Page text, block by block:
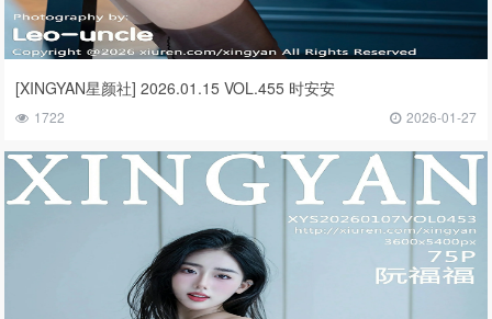
[XINGYAN星颜社] 2026.01.15 VOL.455 时安安
1722 2026-01-27